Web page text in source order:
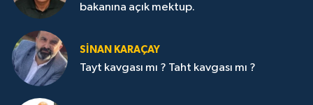
bakanına açık mektup.
SİNAN KARAÇAY
Tayt kavgası mı ? Taht kavgası mı ?